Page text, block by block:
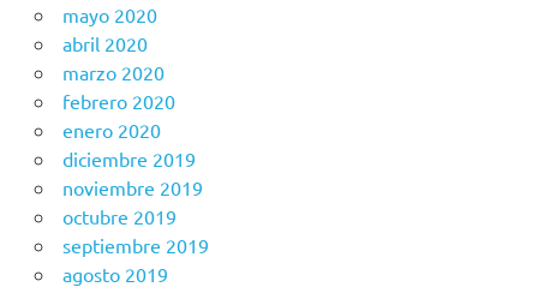
mayo 2020
abril 2020
marzo 2020
febrero 2020
enero 2020
diciembre 2019
noviembre 2019
octubre 2019
septiembre 2019
agosto 2019